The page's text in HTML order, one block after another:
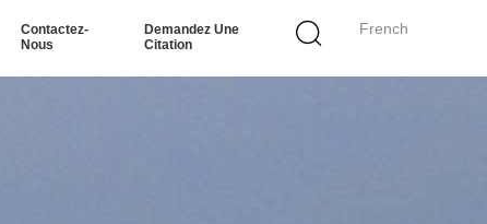
French
Contactez-
Nous
Demandez Une
Citation